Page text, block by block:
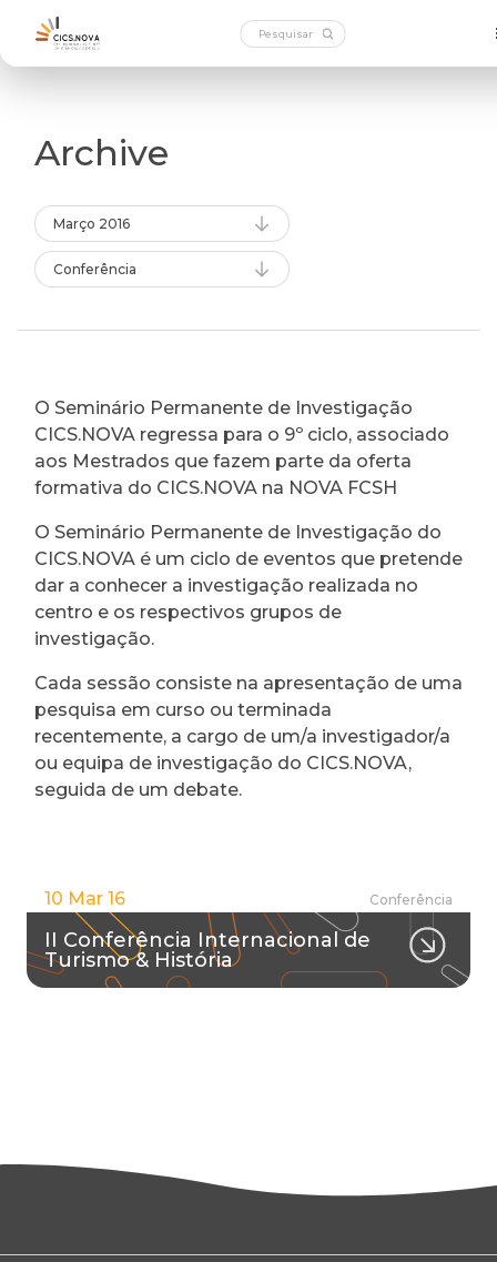
Archive
Março 2016
Conferência
O Seminário Permanente de Investigação
CICS.NOVA regressa para o 9º ciclo, associado
aos Mestrados que fazem parte da oferta
formativa do CICS.NOVA na NOVA FCSH
O Seminário Permanente de Investigação do
CICS.NOVA é um ciclo de eventos que pretende
dar a conhecer a investigação realizada no
centro e os respectivos grupos de
investigação.
Cada sessão consiste na apresentação de uma
pesquisa em curso ou terminada
recentemente, a cargo de um/a investigador/a
ou equipa de investigação do CICS.NOVA,
seguida de um debate.
10 Mar 16 Conferência
II Conferência Internacional de
Turismo & História